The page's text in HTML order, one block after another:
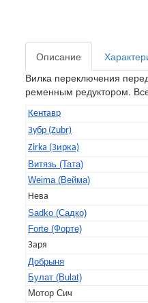
Описание
Вилка переключения
ременным редуктором.
Кентавр
Зубр (Zubr)
Zirka (Зирка)
Витязь (Тата)
Weima (Вейма)
Нева
Sadko (Садко)
Forte (Форте)
Заря
Добрыня
Булат (Bulat)
Мотор Сич